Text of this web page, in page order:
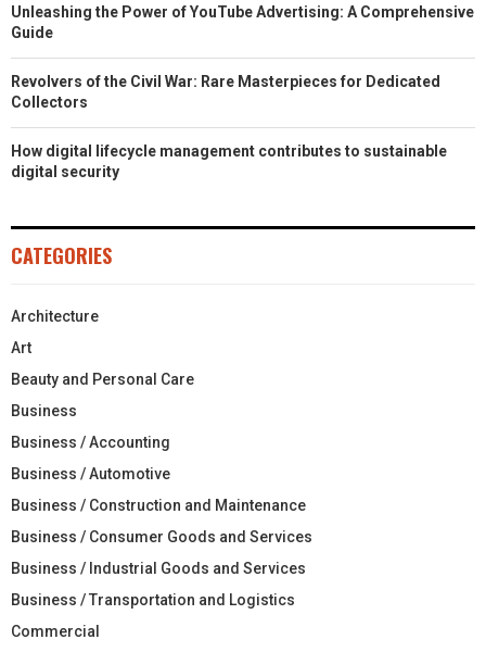
Unleashing the Power of YouTube Advertising: A Comprehensive
Guide
Revolvers of the Civil War: Rare Masterpieces for Dedicated
Collectors
How digital lifecycle management contributes to sustainable
digital security
CATEGORIES
Architecture
Art
Beauty and Personal Care
Business
Business / Accounting
Business / Automotive
Business / Construction and Maintenance
Business / Consumer Goods and Services
Business / Industrial Goods and Services
Business / Transportation and Logistics
Commercial